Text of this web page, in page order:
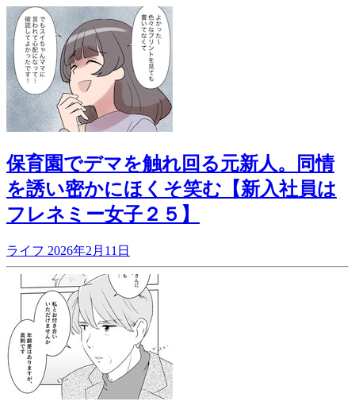
保育園でデマを触れ回る元新人。同情
を誘い密かにほくそ笑む【新入社員は
フレネミー女子２５】
ライフ 2026年2月11日